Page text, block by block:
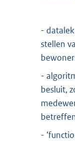
-
stellen
-
besluit,
-